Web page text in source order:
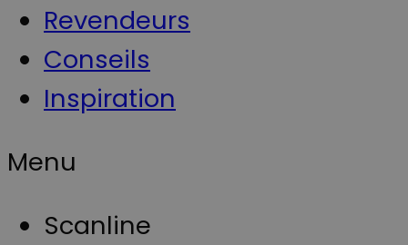
Revendeurs
Conseils
Inspiration
Menu
Scanline